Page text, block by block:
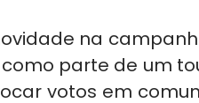
na
parte de um
votos em